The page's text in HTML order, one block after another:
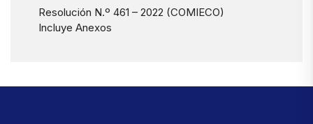
Resolución N.º 461 – 2022 (COMIECO)
Incluye Anexos